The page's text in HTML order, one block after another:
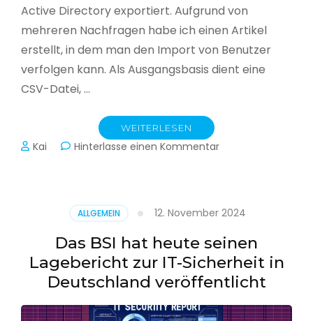
Active Directory exportiert. Aufgrund von
mehreren Nachfragen habe ich einen Artikel
erstellt, in dem man den Import von Benutzer
verfolgen kann. Als Ausgangsbasis dient eine
CSV-Datei, …
WEITERLESEN
Kai Hinterlasse einen Kommentarzu
aus
CSV
erstellen
ALLGEMEIN 12. November 2024
Das BSI hat heute seinen
Lagebericht zur IT-Sicherheit in
Deutschland veröffentlicht